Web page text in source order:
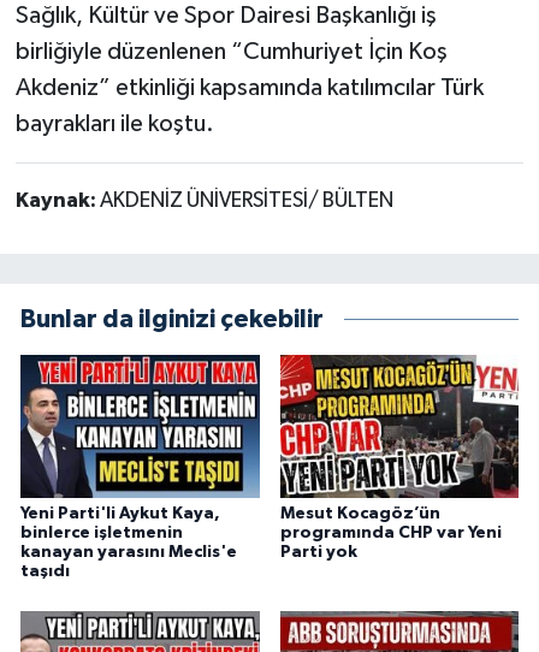
Sağlık, Kültür ve Spor Dairesi Başkanlığı iş
birliğiyle düzenlenen “Cumhuriyet İçin Koş
Akdeniz” etkinliği kapsamında katılımcılar Türk
bayrakları ile koştu.
Kaynak: AKDENİZ ÜNİVERSİTESİ/ BÜLTEN
Bunlar da ilginizi çekebilir
Yeni Parti'li Aykut Kaya,
binlerce işletmenin
kanayan yarasını Meclis'e
taşıdı
Mesut Kocagöz’ün
programında CHP var Yeni
Parti yok